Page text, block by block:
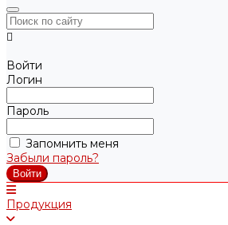
Войти
Логин
Пароль
Запомнить меня
Забыли пароль?
Продукция